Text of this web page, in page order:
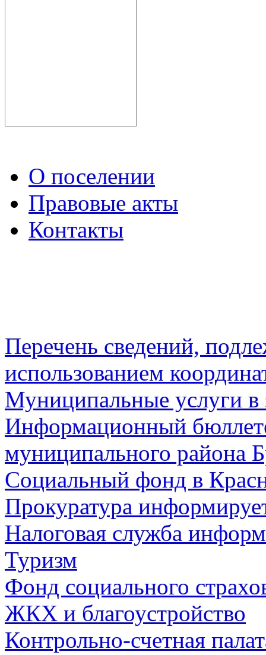
О поселении
Правовые акты
Контакты
Перечень сведений,
использованием
Муниципальные услуги в
Информационный
муниципального района
Социальный фонд в
Прокуратура
Налоговая служба
Туризм
Фонд социального
ЖКХ и благоустройство
Контрольно-счетная